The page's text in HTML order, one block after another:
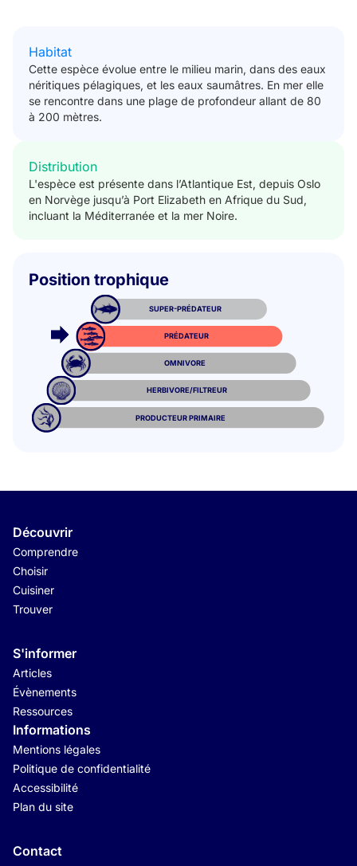
Habitat
Cette espèce évolue entre le milieu marin, dans des eaux
néritiques pélagiques, et les eaux saumâtres. En mer elle
se rencontre dans une plage de profondeur allant de 80
à 200 mètres.
Distribution
L'espèce est présente dans l’Atlantique Est, depuis Oslo
en Norvège jusqu’à Port Elizabeth en Afrique du Sud,
incluant la Méditerranée et la mer Noire.
Position trophique
PRÉDATEUR
OMNIVORE
HERBIVORE/FILTREUR
PRODUCTEUR PRIMAIRE
SUPER-PRÉDATEUR
Découvrir
Comprendre
Choisir
Cuisiner
Trouver
S'informer
Articles
Évènements
Ressources
Informations
Mentions légales
Politique de confidentialité
Accessibilité
Plan du site
Contact